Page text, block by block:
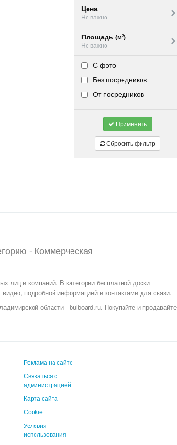
Цена
Не важно
Площадь (м2)
Не важно
С фото
Без посредников
От посредников
Применить
Сбросить фильтр
- Коммерческая
лиц и компаний. В категории бесплатной доски
подробной информацией и контактами для связи.
области - bulboard.ru. Покупайте и продавайте
Реклама на сайте
Связаться с
администрацией
Карта сайта
Cookie
Условия
использования